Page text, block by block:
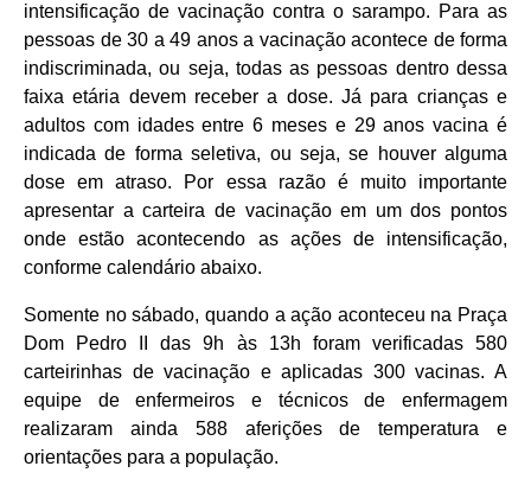
intensificação de vacinação contra o sarampo. Para as
pessoas de 30 a 49 anos a vacinação acontece de forma
indiscriminada, ou seja, todas as pessoas dentro dessa
faixa etária devem receber a dose. Já para crianças e
adultos com idades entre 6 meses e 29 anos vacina é
indicada de forma seletiva, ou seja, se houver alguma
dose em atraso. Por essa razão é muito importante
apresentar a carteira de vacinação em um dos pontos
onde estão acontecendo as ações de intensificação,
conforme calendário abaixo.
Somente no sábado, quando a ação aconteceu na Praça
Dom Pedro II das 9h às 13h foram verificadas 580
carteirinhas de vacinação e aplicadas 300 vacinas. A
equipe de enfermeiros e técnicos de enfermagem
realizaram ainda 588 aferições de temperatura e
orientações para a população.